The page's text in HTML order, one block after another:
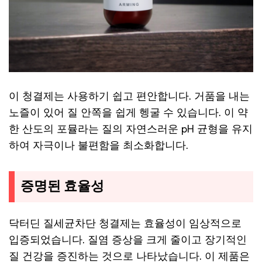
이 청결제는 사용하기 쉽고 편안합니다. 거품을 내는
노즐이 있어 질 안쪽을 쉽게 헹굴 수 있습니다. 이 약
한 산도의 포뮬라는 질의 자연스러운 pH 균형을 유지
하여 자극이나 불편함을 최소화합니다.
증명된 효율성
닥터딘 질세균차단 청결제는 효율성이 임상적으로
입증되었습니다. 질염 증상을 크게 줄이고 장기적인
질 건강을 증진하는 것으로 나타났습니다. 이 제품은